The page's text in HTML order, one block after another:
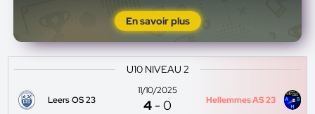
En savoir plus
U10 NIVEAU 2
Leers OS 23
11/10/2025
4 -0 Hellemmes AS 23